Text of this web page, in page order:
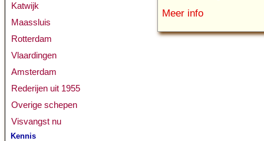
Katwijk
Maassluis
Rotterdam
Vlaardingen
Amsterdam
Rederijen uit 1955
Overige schepen
Visvangst nu
Kennis
Meer info